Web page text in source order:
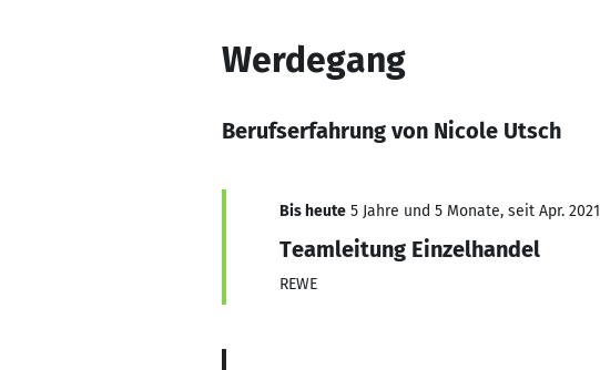
Werdegang
Berufserfahrung von Nicole Utsch
Bis heute 5 Jahre und 5 Monate, seit Apr. 2021
Teamleitung Einzelhandel
REWE